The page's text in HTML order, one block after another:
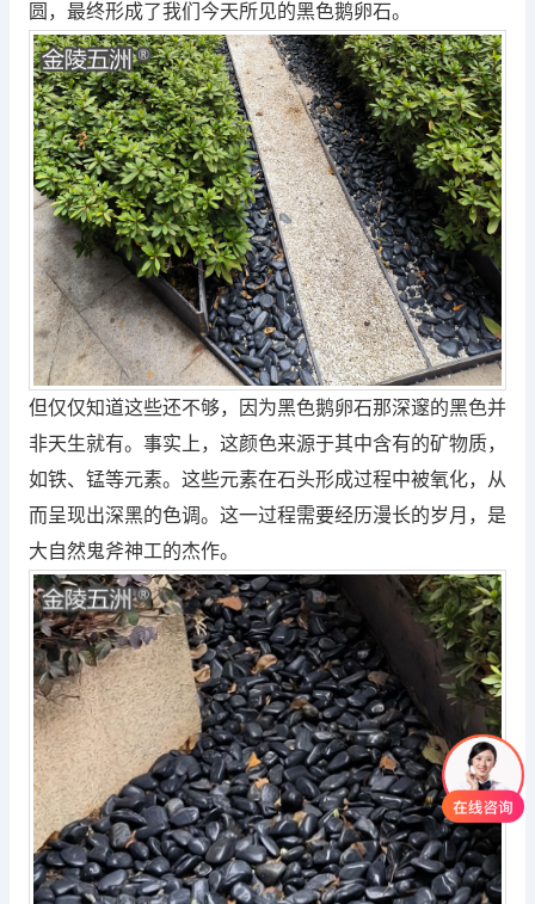
圆，最终形成了我们今天所见的黑色鹅卵石。
但仅仅知道这些还不够，因为黑色鹅卵石那深邃的黑色并
非天生就有。事实上，这颜色来源于其中含有的矿物质，
如铁、锰等元素。这些元素在石头形成过程中被氧化，从
而呈现出深黑的色调。这一过程需要经历漫长的岁月，是
大自然鬼斧神工的杰作。